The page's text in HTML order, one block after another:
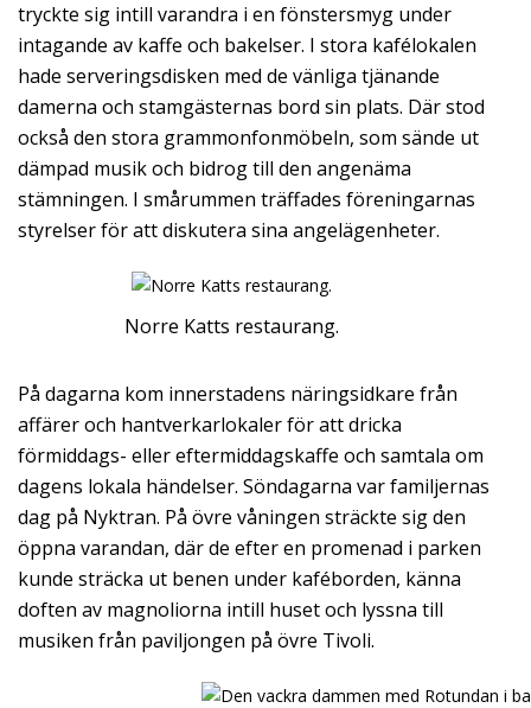
tryckte sig intill varandra i en fönstersmyg under
intagande av kaffe och bakelser. I stora kafélokalen
hade serveringsdisken med de vänliga tjänande
damerna och stamgästernas bord sin plats. Där stod
också den stora grammonfonmöbeln, som sände ut
dämpad musik och bidrog till den angenäma
stämningen. I smårummen träffades föreningarnas
styrelser för att diskutera sina angelägenheter.
Norre Katts restaurang.
På dagarna kom innerstadens näringsidkare från
affärer och hantverkarlokaler för att dricka
förmiddags- eller eftermiddagskaffe och samtala om
dagens lokala händelser. Söndagarna var familjernas
dag på Nyktran. På övre våningen sträckte sig den
öppna varandan, där de efter en promenad i parken
kunde sträcka ut benen under kaféborden, känna
doften av magnoliorna intill huset och lyssna till
musiken från paviljongen på övre Tivoli.